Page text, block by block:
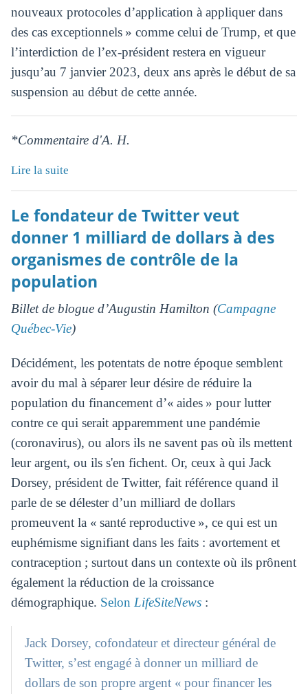
nouveaux protocoles d’application à appliquer dans
des cas exceptionnels » comme celui de Trump, et que
l’interdiction de l’ex-président restera en vigueur
jusqu’au 7 janvier 2023, deux ans après le début de sa
suspension au début de cette année.
*Commentaire d'A. H.
Lire la suite
Le fondateur de Twitter veut
donner 1 milliard de dollars à des
organismes de contrôle de la
population
Billet de blogue d’Augustin Hamilton (Campagne
Québec-Vie)
Décidément, les potentats de notre époque semblent
avoir du mal à séparer leur désire de réduire la
population du financement d’« aides » pour lutter
contre ce qui serait apparemment une pandémie
(coronavirus), ou alors ils ne savent pas où ils mettent
leur argent, ou ils s'en fichent. Or, ceux à qui Jack
Dorsey, président de Twitter, fait référence quand il
parle de se délester d’un milliard de dollars
promeuvent la « santé reproductive », ce qui est un
euphémisme signifiant dans les faits : avortement et
contraception ; surtout dans un contexte où ils prônent
également la réduction de la croissance
démographique. Selon LifeSiteNews:
Jack Dorsey, cofondateur et directeur général de
Twitter, s’est engagé à donner un milliard de
dollars de son propre argent « pour financer les